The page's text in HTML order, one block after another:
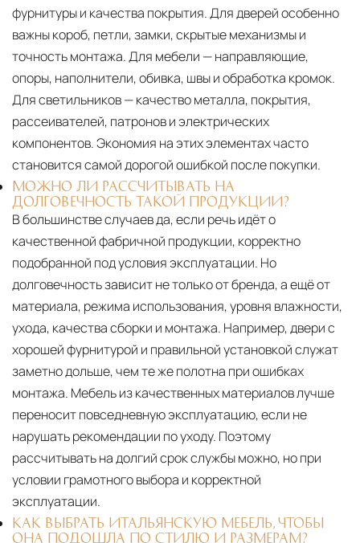
фурнитуры и качества покрытия. Для дверей особенно
важны короб, петли, замки, скрытые механизмы и
точность монтажа. Для мебели — направляющие,
опоры, наполнители, обивка, швы и обработка кромок.
Для светильников — качество металла, покрытия,
рассеивателей, патронов и электрических
компонентов. Экономия на этих элементах часто
становится самой дорогой ошибкой после покупки.
МОЖНО ЛИ РАССЧИТЫВАТЬ НА
ДОЛГОВЕЧНОСТЬ ТАКОЙ ПРОДУКЦИИ?
В большинстве случаев да, если речь идёт о
качественной фабричной продукции, корректно
подобранной под условия эксплуатации. Но
долговечность зависит не только от бренда, а ещё от
материала, режима использования, уровня влажности,
ухода, качества сборки и монтажа. Например, двери с
хорошей фурнитурой и правильной установкой служат
заметно дольше, чем те же полотна при ошибках
монтажа. Мебель из качественных материалов лучше
переносит повседневную эксплуатацию, если не
нарушать рекомендации по уходу. Поэтому
рассчитывать на долгий срок службы можно, но при
условии грамотного выбора и корректной
эксплуатации.
КАК ВЫБРАТЬ ИТАЛЬЯНСКУЮ МЕБЕЛЬ, ЧТОБЫ
ОНА ПОДОШЛА ПО СТИЛЮ И РАЗМЕРАМ?